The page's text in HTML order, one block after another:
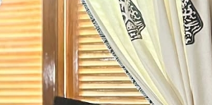
Diduga Anak Anggota DPRD
Kaltim Masuk SMAN Lewat
Ekonomi Tidak Mampu?
In Berita, Daerah, Dprd Kaltim, Nasional, Pemprov
Kaltim
July 7, 2026